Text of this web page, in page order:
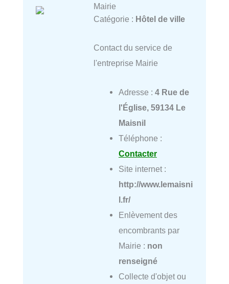
Mairie
Catégorie : Hôtel de ville
Contact du service de
l'entreprise Mairie
Adresse : 4 Rue de
l'Église, 59134 Le
Maisnil
Téléphone :
Contacter
Site internet :
http://www.lemaisni
l.fr/
Enlèvement des
encombrants par
Mairie : non
renseigné
Collecte d'objet ou